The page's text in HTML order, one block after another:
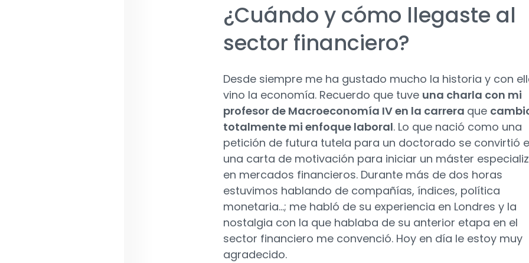
¿Cuándo y cómo llegaste al
sector financiero?
Desde siempre me ha gustado mucho la historia y con
vino la economía. Recuerdo que tuve una charla con mi
profesor de Macroeconomía IV en la carrera que
totalmente mi enfoque laboral. Lo que nació como una
petición de futura tutela para un doctorado se convirtió
una carta de motivación para iniciar un máster
en mercados financieros. Durante más de dos horas
estuvimos hablando de compañías, índices, política
monetaria…; me habló de su experiencia en Londres y la
nostalgia con la que hablaba de su anterior etapa en el
sector financiero me convenció. Hoy en día le estoy muy
agradecido.